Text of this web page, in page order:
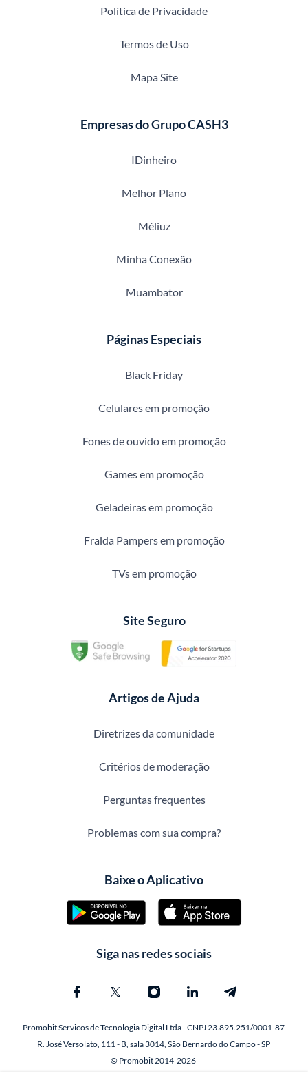
Política de Privacidade
Termos de Uso
Mapa Site
Empresas do Grupo CASH3
IDinheiro
Melhor Plano
Méliuz
Minha Conexão
Muambator
Páginas Especiais
Black Friday
Celulares em promoção
Fones de ouvido em promoção
Games em promoção
Geladeiras em promoção
Fralda Pampers em promoção
TVs em promoção
Site Seguro
Artigos de Ajuda
Diretrizes da comunidade
Critérios de moderação
Perguntas frequentes
Problemas com sua compra?
Baixe o Aplicativo
Siga nas redes sociais
Promobit Servicos de Tecnologia Digital Ltda - CNPJ 23.895.251/0001-87
R. José Versolato, 111 - B, sala 3014, São Bernardo do Campo - SP
© Promobit 2014-2026